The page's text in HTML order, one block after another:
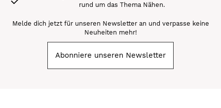
rund um das Thema Nähen.
Melde dich jetzt für unseren Newsletter an und verpasse keine
Neuheiten mehr!
Abonniere unseren Newsletter